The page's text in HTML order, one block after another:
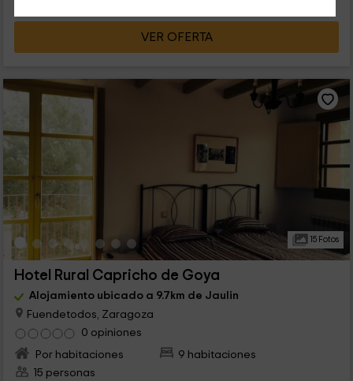
VER OFERTA
15 Fotos
Hotel Rural Capricho de Goya
Alojamiento ubicado a 9.7km de Jaulin
Fuendetodos, Zaragoza
0 opiniones
Por habitaciones
9 habitaciones
15 personas